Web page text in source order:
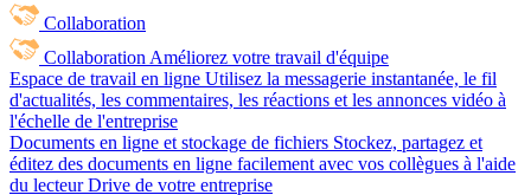
Collaboration
Collaboration Améliorez votre travail d'équipe
Espace de travail en ligne Utilisez la messagerie instantanée, le fil
d'actualités, les commentaires, les réactions et les annonces vidéo à
l'échelle de l'entreprise
Documents en ligne et stockage de fichiers Stockez, partagez et
éditez des documents en ligne facilement avec vos collègues à l'aide
du lecteur Drive de votre entreprise